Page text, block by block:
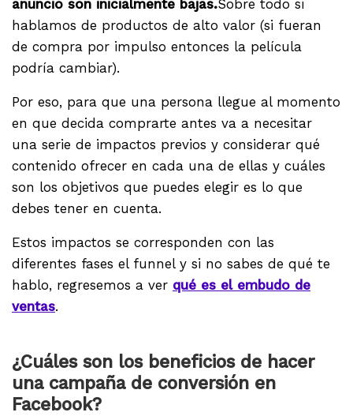
anuncio son inicialmente bajas.Sobre todo si
hablamos de productos de alto valor (si fueran
de compra por impulso entonces la película
podría cambiar).
Por eso, para que una persona llegue al momento
en que decida comprarte antes va a necesitar
una serie de impactos previos y considerar qué
contenido ofrecer en cada una de ellas y cuáles
son los objetivos que puedes elegir es lo que
debes tener en cuenta.
Estos impactos se corresponden con las
diferentes fases el funnel y si no sabes de qué te
hablo, regresemos a ver qué es el embudo de
ventas.
¿Cuáles son los beneficios de hacer
una campaña de conversión en
Facebook?